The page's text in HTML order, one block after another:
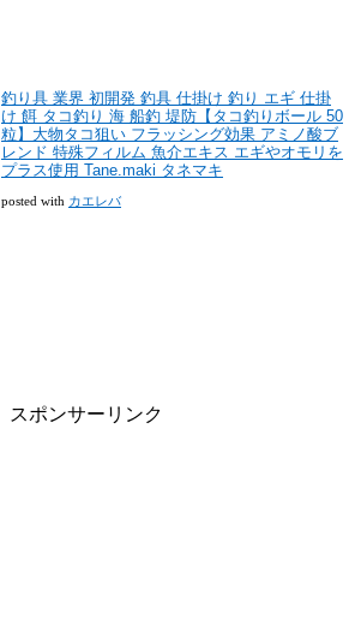
釣り具 業界 初開発 釣具 仕掛け 釣り エギ 仕掛
け 餌 タコ釣り 海 船釣 堤防【タコ釣りボール 50
粒】大物タコ狙い フラッシング効果 アミノ酸ブ
レンド 特殊フィルム 魚介エキス エギやオモリを
プラス使用 Tane.maki タネマキ
posted with カエレバ
スポンサーリンク